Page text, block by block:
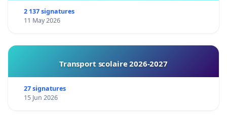
2 137 signatures
11 May 2026
Transport scolaire 2026-2027
27 signatures
15 Jun 2026